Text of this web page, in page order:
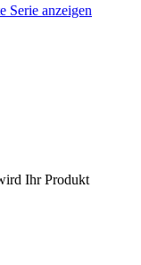
Serie anzeigen
Ihr Produkt